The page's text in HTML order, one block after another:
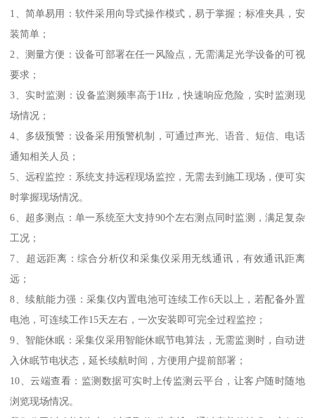
1、简单易用：软件采用向导式操作模式，易于掌握；标准夹具，安
装简单；
2、测量方便：设备可部署在任一风险点，无需满足光学设备的可视
要求；
3、实时监测：设备监测频率高于1Hz，快速响应危险，实时监测现
场情况；
4、多级预警：设备采用预警机制，可通过声光、语音、短信、电话
通知相关人员；
5、远程监控：系统支持远程现场监控，无需去到施工现场，便可实
时掌握现场情况。
6、超多测点：单一系统至大支持90个左右测点同时监测，满足复杂
工况；
7、超远距离：综合分析仪和采集仪采用无线通讯，有效通讯距离
远；
8、续航能力强：采集仪内置电池可连续工作6天以上，若配备外置
电池，可连续工作15天左右，一次安装即可完全过程监控；
9、智能休眠：采集仪采用智能休眠节电算法，无需监测时，自动进
入休眠节电状态，延长续航时间，方便用户提前部署；
10、云端查看：监测数据可实时上传监测云平台，让客户随时随地
浏览现场情况。